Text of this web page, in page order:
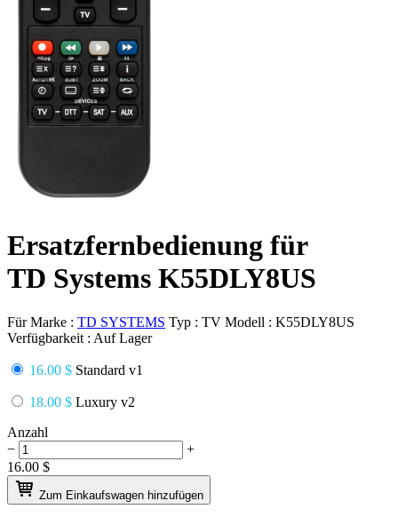
Ersatzfernbedienung für
TD Systems K55DLY8US
Für Marke : TD SYSTEMS Typ : TV Modell : K55DLY8US
Verfügbarkeit : Auf Lager
16.00 $ Standard v1
18.00 $ Luxury v2
Anzahl
−
+
16.00 $
Zum Einkaufswagen hinzufügen